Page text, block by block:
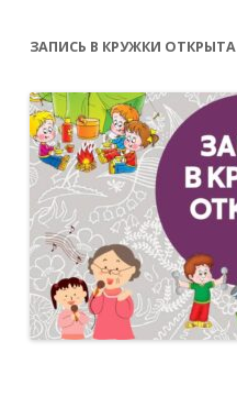
ЗАПИСЬ В КРУЖКИ ОТКРЫТА